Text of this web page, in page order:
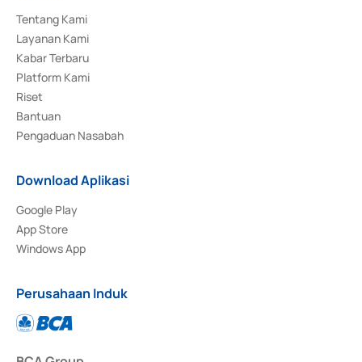
Tentang Kami
Layanan Kami
Kabar Terbaru
Platform Kami
Riset
Bantuan
Pengaduan Nasabah
Download Aplikasi
Google Play
App Store
Windows App
Perusahaan Induk